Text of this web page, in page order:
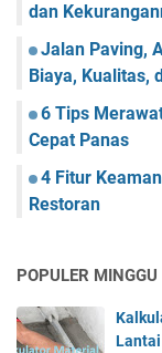
dan
Jalan Paving,
Biaya, Kualitas,
6 Tips
Cepat Panas
4 Fitur
Restoran
POPULER
Lantai